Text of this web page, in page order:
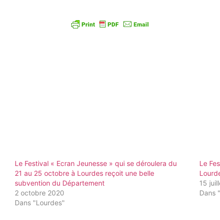
Le Festival « Ecran Jeunesse » qui se déroulera du
21 au 25 octobre à Lourdes reçoit une belle
subvention du Département
2 octobre 2020
Dans "Lourdes"
Le
15
Dans